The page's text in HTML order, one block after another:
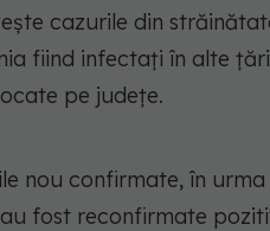
cazurile din
fiind infectați în alte
pe județe.
nou confirmate, în
fost reconfirmate